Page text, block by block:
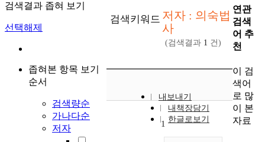
검색결과 좁혀 보기
선택해제
좁혀본 항목 보기
순서
검색량순
가나다순
저자
검색키워드 저자 : 의숙법
사
(검색결과 1 건)
내보내기
내책장담기
한글로보기
1
연관
검색
어 추
천
이 검
색어
로 많
이 본
자료